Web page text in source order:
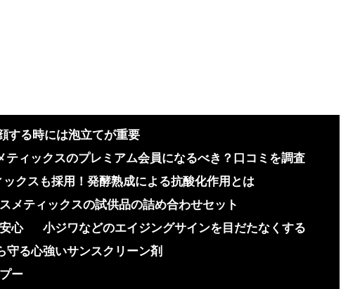
する時には泡立てが重要
ティックスのプレミアム会員になるべき？口コミを調査
ックスも採用！発酵熟成による抗酸化作用とは
メティックスの試供品の詰め合わせセット
心
小ジワなどのエイジングサインを目だたなくする
守る心強いサンスクリーン剤
ー